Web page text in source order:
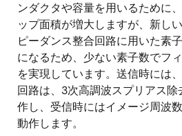
ンダクタや容量を用いるために
ップ面積が増大しますが、新し
ピーダンス整合回路に用いた素
になるため、少ない素子数でフ
を実現しています。送信時には
回路は、3次高調波スプリアス
作し、受信時にはイメージ周波
動作します。